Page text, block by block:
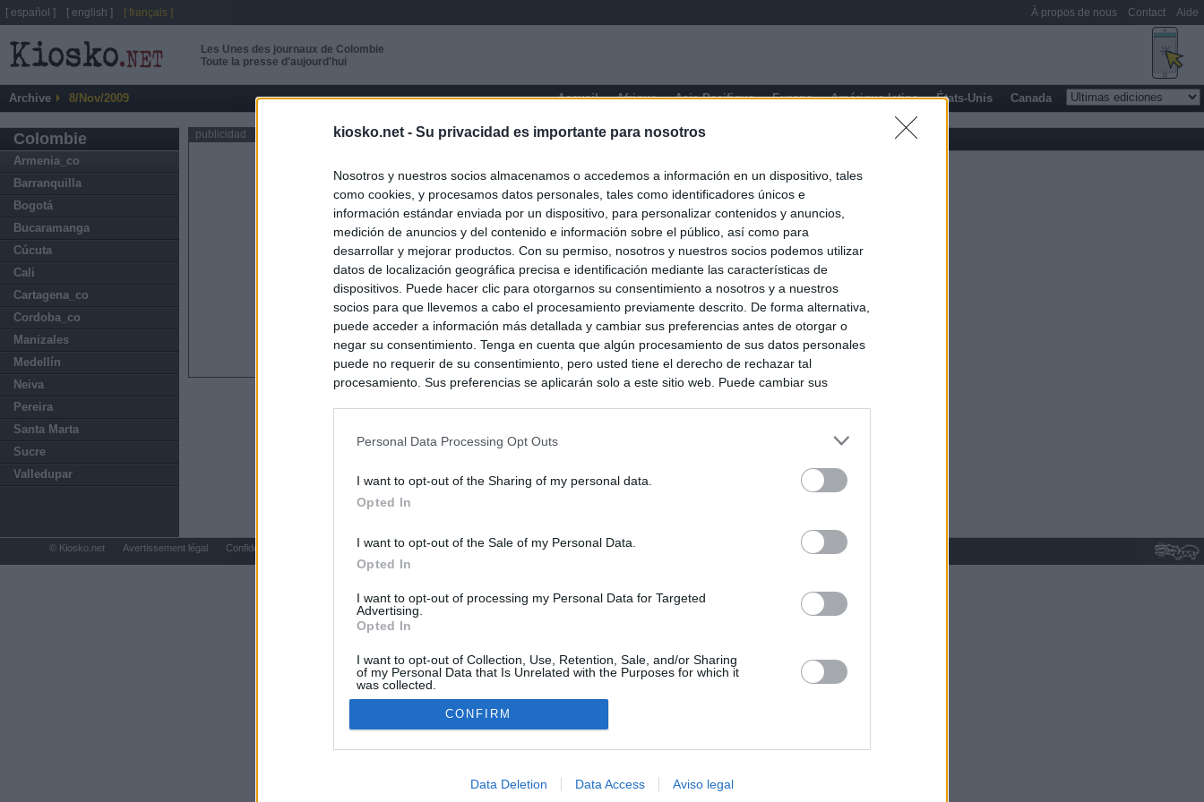
kiosko.net - Su privacidad es importante para nosotros
Nosotros y nuestros socios almacenamos o accedemos a información en un dispositivo, tales
como cookies, y procesamos datos personales, tales como identificadores únicos e
información estándar enviada por un dispositivo, para personalizar contenidos y anuncios,
medición de anuncios y del contenido e información sobre el público, así como para
desarrollar y mejorar productos. Con su permiso, nosotros y nuestros socios podemos utilizar
datos de localización geográfica precisa e identificación mediante las características de
dispositivos. Puede hacer clic para otorgarnos su consentimiento a nosotros y a nuestros
socios para que llevemos a cabo el procesamiento previamente descrito. De forma alternativa,
puede acceder a información más detallada y cambiar sus preferencias antes de otorgar o
negar su consentimiento. Tenga en cuenta que algún procesamiento de sus datos personales
puede no requerir de su consentimiento, pero usted tiene el derecho de rechazar tal
procesamiento. Sus preferencias se aplicarán solo a este sitio web. Puede cambiar sus
Personal Data Processing Opt Outs
I want to opt-out of the Sharing of my personal data.
Opted In
I want to opt-out of the Sale of my Personal Data.
Opted In
I want to opt-out of processing my Personal Data for Targeted
Advertising.
Opted In
I want to opt-out of Collection, Use, Retention, Sale, and/or Sharing
of my Personal Data that Is Unrelated with the Purposes for which it
was collected.
Opted In
CONFIRM
Data Deletion Data Access Aviso legal
Les Unes des journaux de Colombie
Toute la presse d'aujourd'hui
Archive 8/Nov/2009 Accueil Afrique Asie-Pacifique Europe Amérique latine États-Unis Canada
Colombie
Armenia_co
Barranquilla
Bogotá
Bucaramanga
Cúcuta
Cali
Cartagena_co
Cordoba_co
Manizales
Medellín
Neiva
Pereira
Santa Marta
Sucre
Valledupar
publicidad Manizales
[ español ] [ english ] [ français ] À propos de nous Contact Aide
© Kiosko.net Avertissement légal Confidentialité et Cookies